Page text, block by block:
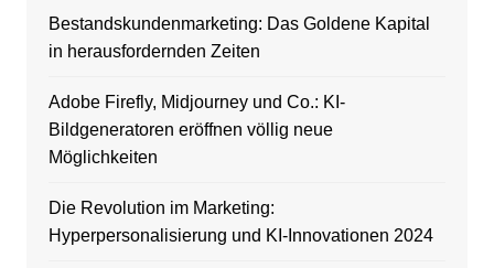
Bestandskundenmarketing: Das Goldene Kapital
in herausfordernden Zeiten
Adobe Firefly, Midjourney und Co.: KI-
Bildgeneratoren eröffnen völlig neue
Möglichkeiten
Die Revolution im Marketing:
Hyperpersonalisierung und KI-Innovationen 2024